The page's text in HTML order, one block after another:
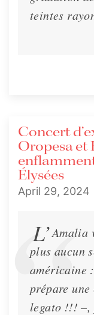
teintes
Concert
Oropesa et
Élysées
April 29, 2024
L’Amalia
plus aucun
américaine
prépare
legato !!! –,